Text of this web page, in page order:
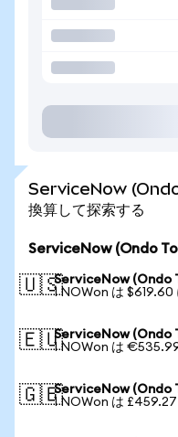
ServiceNow (Ondo
換算して探索する
ServiceNow (Ondo
🇺🇸ServiceNow (Ondo
1 NOWon は $619.60
🇪🇺ServiceNow (Ondo
1 NOWon は
🇬🇧ServiceNow (Ondo
1 NOWon は £459.27